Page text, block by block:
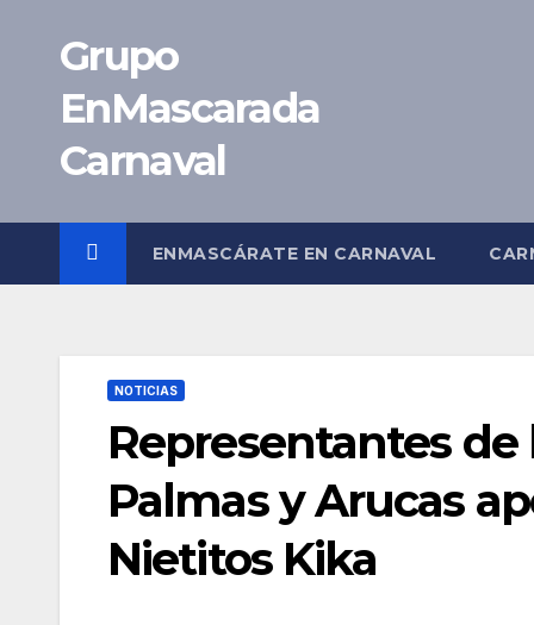
contenido
Grupo
EnMascarada
Carnaval
ENMASCÁRATE EN CARNAVAL
NOTICIAS
Representantes
Palmas y Arucas
Nietitos Kika